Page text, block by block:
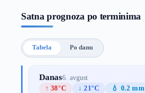
Satna prognoza po terminima
Tabela Po danu
Danas6. avgust
↑ 38°C
↓ 21°C
💧 0.2 mm